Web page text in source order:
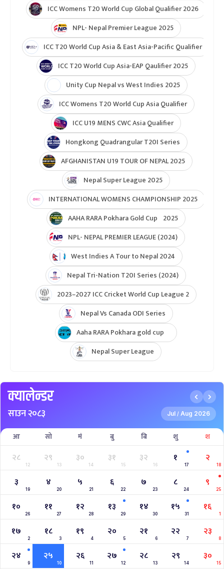
ICC Womens T20 World Cup Global Qualifier 2026
NPL- Nepal Premier League 2025
ICC T20 World Cup Asia & East Asia-Pacific Qualifier
ICC T20 World Cup Asia-EAP Qaulifier 2025
Unity Cup Nepal vs West Indies 2025
ICC Womens T20 World Cup Asia Qualifier
ICC U19 MENS CWC Asia Qualifier
Hongkong Quadrangular T20I Series
AFGHANISTAN U19 TOUR OF NEPAL 2025
Nepal Super League 2025
INTERNATIONAL WOMENS CHAMPIONSHIP 2025
AAHA RARA Pokhara Gold Cup 2025
NPL- NEPAL PREMIER LEAGUE (2024)
West Indies A Tour to Nepal 2024
Nepal Tri-Nation T20I Series (2024)
2023–2027 ICC Cricket World Cup League 2
Nepal Vs Canada ODI Series
Aaha RARA Pokhara gold cup
Nepal Super League
क्यालेन्डर
साउन २०८३ Jul / Aug 2026
आ सो मं बु बि शु श
२८
12
२९
13
३०
14
३१
15
३२
16
१
17
२
18
३
19
४
20
५
21
६
22
७
23
८
24
९
25
१०
26
११
27
१२
28
१३
29
१४
30
१५
31
१६
1
१७
2
१८
3
१९
4
२०
5
२१
6
२२
7
२३
8
२४
9
२५
10
२६
11
२७
12
२८
13
२९
14
३०
15